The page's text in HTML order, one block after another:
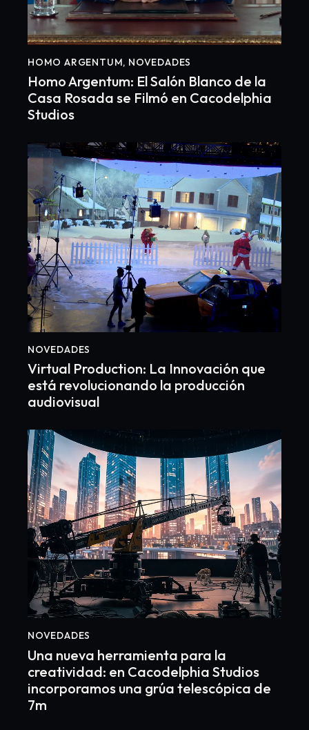
HOMO ARGENTUM, NOVEDADES
Homo Argentum: El Salón Blanco de la
Casa Rosada se Filmó en Cacodelphia
Studios
NOVEDADES
Virtual Production: La Innovación que
está revolucionando la producción
audiovisual
NOVEDADES
Una nueva herramienta para la
creatividad: en Cacodelphia Studios
incorporamos una grúa telescópica de
7m